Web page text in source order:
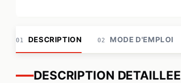
01 DESCRIPTION 02 MODE D'EMPLOI
DESCRIPTION DETAILLEE